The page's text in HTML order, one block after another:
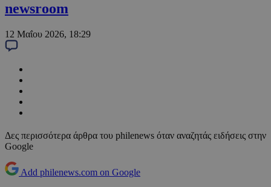
newsroom
12 Μαΐου 2026, 18:29
Δες περισσότερα άρθρα του philenews όταν αναζητάς ειδήσεις στην
Google
Add philenews.com on Google